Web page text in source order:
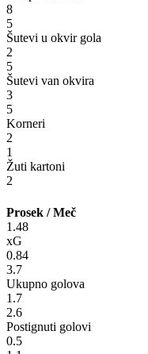
8
5
Šutevi u okvir gola
2
5
Šutevi van okvira
3
5
Korneri
2
1
Žuti kartoni
2
Prosek / Meč
1.48
xG
0.84
3.7
Ukupno golova
1.7
2.6
Postignuti golovi
0.5